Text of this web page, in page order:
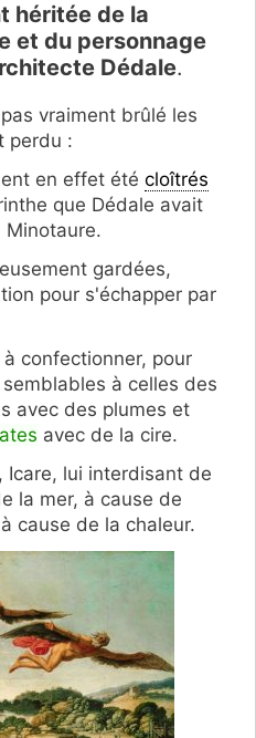
héritée de la
et du personnage
Dédale.
vraiment brûlé les
perdu :
en effet été cloîtrés
que Dédale avait
Minotaure.
gardées,
pour s'échapper par
confectionner, pour
à celles des
avec des plumes et
avec de la cire.
Icare, lui interdisant de
la mer, à cause de
cause de la chaleur.